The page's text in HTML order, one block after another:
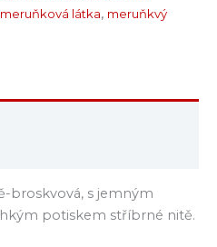
meruňková látka, meruňkvý
broskvová, s jemným
potiskem stříbrné nitě.